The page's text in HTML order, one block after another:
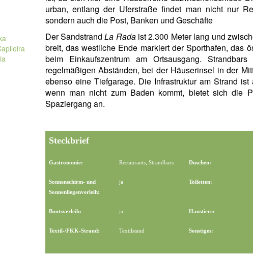
urban, entlang der Uferstraße findet man nicht nur
sondern auch die Post, Banken und Geschäfte
Der SandstrandLa Radaist 2.300 Meter lang und
breit, das westliche Ende markiert der Sporthafen, das
beim Einkaufszentrum am Ortsausgang.
regelmäßigen Abständen, bei der Häuserinsel in der
ebenso eine Tiefgarage. Die Infrastruktur am Strand ist
wenn man nicht zum Baden kommt, bietet sich die
Spaziergang an.
Steckbrief
Gastronomie: Restaurants, Strandbars Duschen:
Sonnenschirm- und
Sonnenliegenverleih:
ja Toiletten:
Bootsverleih: ja Haustiere:
Textil-/FKK-Strand: Textilstand Sonstiges: